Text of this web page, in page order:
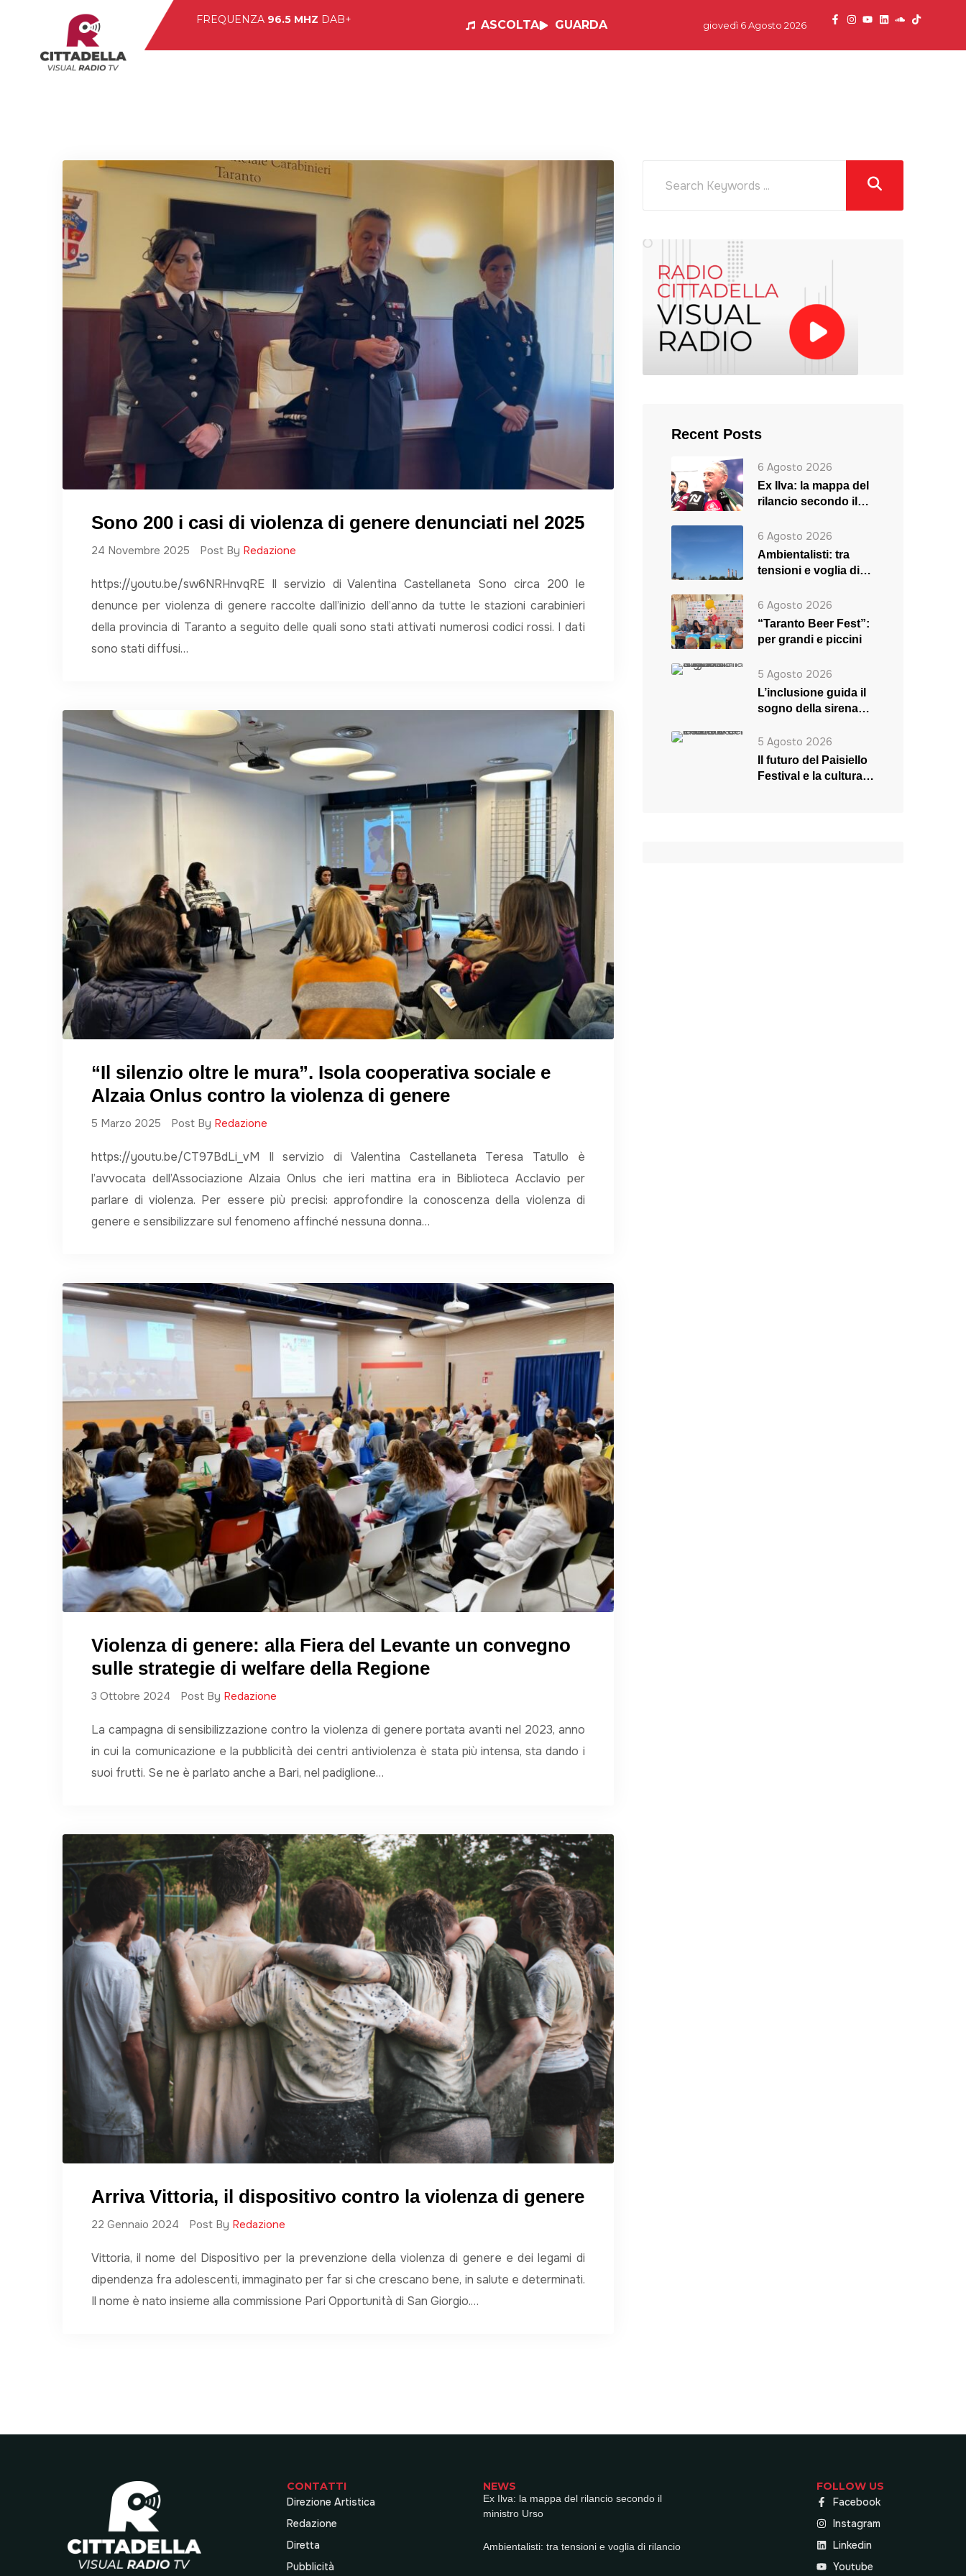
FREQUENZA 96.5 MHZ DAB+ ASCOLTA GUARDA giovedì 6 Agosto 2026
Sono 200 i casi di violenza di genere denunciati nel 2025
24 Novembre 2025 Post By Redazione
https://youtu.be/sw6NRHnvqRE Il servizio di Valentina Castellaneta Sono circa 200 le
denunce per violenza di genere raccolte dall’inizio dell’anno da tutte le stazioni carabinieri
della provincia di Taranto a seguito delle quali sono stati attivati numerosi codici rossi. I dati
sono stati diffusi…
“Il silenzio oltre le mura”. Isola cooperativa sociale e
Alzaia Onlus contro la violenza di genere
5 Marzo 2025 Post By Redazione
https://youtu.be/CT97BdLi_vM Il servizio di Valentina Castellaneta Teresa Tatullo è
l’avvocata dell’Associazione Alzaia Onlus che ieri mattina era in Biblioteca Acclavio per
parlare di violenza. Per essere più precisi: approfondire la conoscenza della violenza di
genere e sensibilizzare sul fenomeno affinché nessuna donna…
Violenza di genere: alla Fiera del Levante un convegno
sulle strategie di welfare della Regione
3 Ottobre 2024 Post By Redazione
La campagna di sensibilizzazione contro la violenza di genere portata avanti nel 2023, anno
in cui la comunicazione e la pubblicità dei centri antiviolenza è stata più intensa, sta dando i
suoi frutti. Se ne è parlato anche a Bari, nel padiglione…
Arriva Vittoria, il dispositivo contro la violenza di genere
22 Gennaio 2024 Post By Redazione
Vittoria, il nome del Dispositivo per la prevenzione della violenza di genere e dei legami di
dipendenza fra adolescenti, immaginato per far si che crescano bene, in salute e determinati.
Il nome è nato insieme alla commissione Pari Opportunità di San Giorgio.…
Recent Posts
6 Agosto 2026
Ex Ilva: la mappa del
rilancio secondo il
6 Agosto 2026
Ambientalisti: tra
tensioni e voglia di
6 Agosto 2026
“Taranto Beer Fest”:
per grandi e piccini
5 Agosto 2026
L’inclusione guida il
sogno della sirena
5 Agosto 2026
Il futuro del Paisiello
Festival e la cultura
CONTATTI
Direzione Artistica
Redazione
Diretta
Pubblicità
NEWS
Ex Ilva: la mappa del rilancio secondo il
ministro Urso
Ambientalisti: tra tensioni e voglia di rilancio
FOLLOW US
Facebook
Instagram
Linkedin
Youtube